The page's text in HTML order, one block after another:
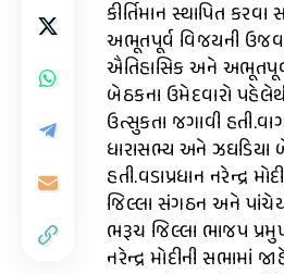
કીર્તિમાન સ્થાપિત
અભૂતપૂર્વ વિજયની
ઐતિહાસિક અને
બેઠકના ઉમેદવારો
ઉત્સુકતા જગાવી
ધારાસભ્ય અને ઝઘડિયા
હતી.વડાપ્રધાન નરેન્દ્ર
જિલ્લા સંગઠન અને પાંચેય
ભરૂચ જિલ્લા ભાજપ
નરેન્દ્ર મોદીની સભામાં